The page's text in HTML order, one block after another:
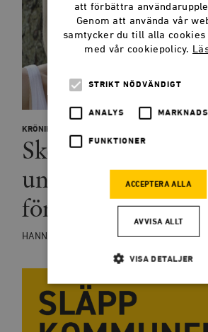
KRÖNIKOR
Skogstokiga
undergräver
för staten
HANNA WAGENIUS
att förbättra
Genom att använda vår
samtycker du till alla
med vår cookiepolicy.
STRIKT NÖDVÄNDIGT
ANALYS
FUNKTIONER
ACCEPTERA ALLA
AVVISA ALLT
VISA DETALJER